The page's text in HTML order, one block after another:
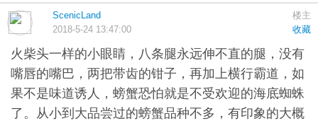
楼主
ScenicLand
收藏
2018-5-24 13:47:00
火柴头一样的小眼睛，八条腿永远伸不直的腿，没有
嘴唇的嘴巴，两把带齿的钳子，再加上横行霸道，如
果不是味道诱人，螃蟹恐怕就是不受欢迎的海底蜘蛛
了。从小到大品尝过的螃蟹品种不多，有印象的大概